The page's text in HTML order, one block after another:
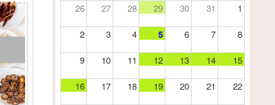
26 27 28 29 30 31 1
2 3 4 5 6 7 8
9 10 11 12 13 14 15
16 17 18 19 20 21 22